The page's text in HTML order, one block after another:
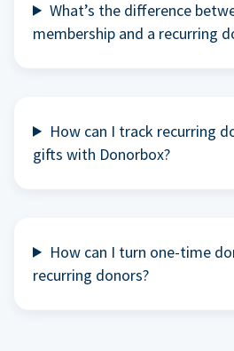
What’s the difference
membership and a recurring
How can I track recurring
gifts with Donorbox?
How can I turn one-time
recurring donors?